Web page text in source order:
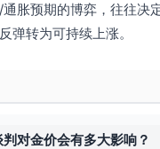
胀预期的博弈，往往决
弹转为可持续上涨。
对金价会有多大影响？